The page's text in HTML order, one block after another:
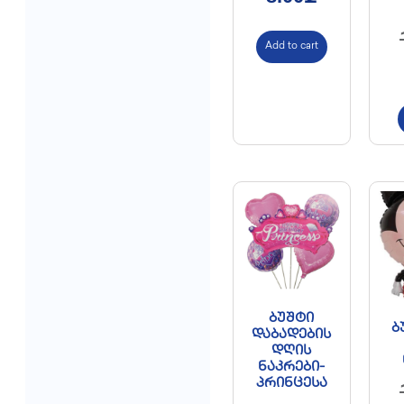
Add to cart
ბუშტი
დაბადების
დღის
ნაკრები-
პრინცესა